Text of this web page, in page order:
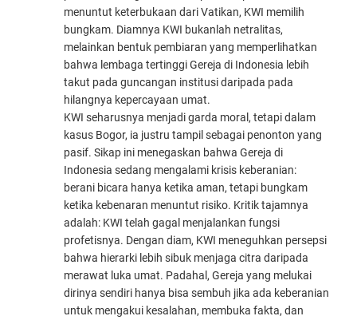
menuntut keterbukaan dari Vatikan, KWI memilih
bungkam. Diamnya KWI bukanlah netralitas,
melainkan bentuk pembiaran yang memperlihatkan
bahwa lembaga tertinggi Gereja di Indonesia lebih
takut pada guncangan institusi daripada pada
hilangnya kepercayaan umat.
KWI seharusnya menjadi garda moral, tetapi dalam
kasus Bogor, ia justru tampil sebagai penonton yang
pasif. Sikap ini menegaskan bahwa Gereja di
Indonesia sedang mengalami krisis keberanian:
berani bicara hanya ketika aman, tetapi bungkam
ketika kebenaran menuntut risiko. Kritik tajamnya
adalah: KWI telah gagal menjalankan fungsi
profetisnya. Dengan diam, KWI meneguhkan persepsi
bahwa hierarki lebih sibuk menjaga citra daripada
merawat luka umat. Padahal, Gereja yang melukai
dirinya sendiri hanya bisa sembuh jika ada keberanian
untuk mengakui kesalahan, membuka fakta, dan